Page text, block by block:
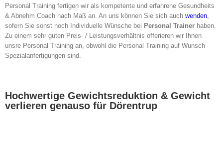
Personal Training fertigen wir als kompetente und erfahrene Gesundheits
& Abnehm Coach nach Maß an. An uns können Sie sich auch wenden
sofern Sie sonst noch Individuelle Wünsche bei Personal Trainer haben.
Zu einem sehr guten Preis- / Leistungsverhältnis offerieren wir Ihnen
unsre Personal Training an, obwohl die Personal Training auf Wunsch
Spezialanfertigungen sind.
Hochwertige Gewichtsreduktion & Gewicht
verlieren genauso für Dörentrup